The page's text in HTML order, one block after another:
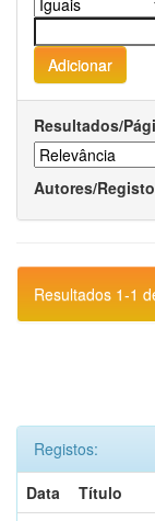
Resultados/
Autores/Registo
Resultados 1-1
Registos:
Data
Título